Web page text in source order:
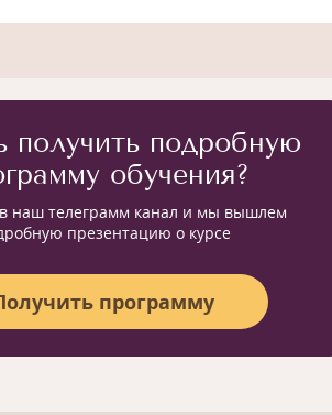
получить подробную
обучения?
наш телеграмм канал и мы вышлем
презентацию о курсе
программу